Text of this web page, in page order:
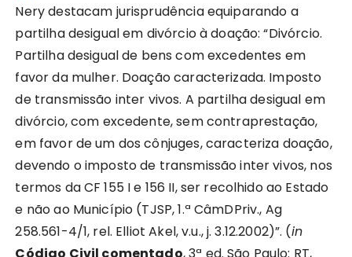
Nery destacam jurisprudência equiparando a
partilha desigual em divórcio à doação: “Divórcio.
Partilha desigual de bens com excedentes em
favor da mulher. Doação caracterizada. Imposto
de transmissão inter vivos. A partilha desigual em
divórcio, com excedente, sem contraprestação,
em favor de um dos cônjuges, caracteriza doação,
devendo o imposto de transmissão inter vivos, nos
termos da CF 155 I e 156 II, ser recolhido ao Estado
e não ao Município (TJSP, 1.ª CâmDPriv., Ag
258.561-4/1, rel. Elliot Akel, v.u., j. 3.12.2002)”. (in